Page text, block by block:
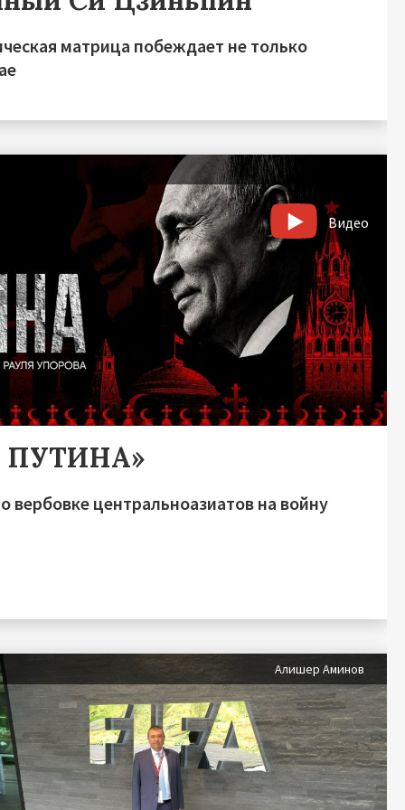
матрица побеждает не только
Видео
ПУТИНА»
вербовке центральноазиатов на войну
Алишер Аминов